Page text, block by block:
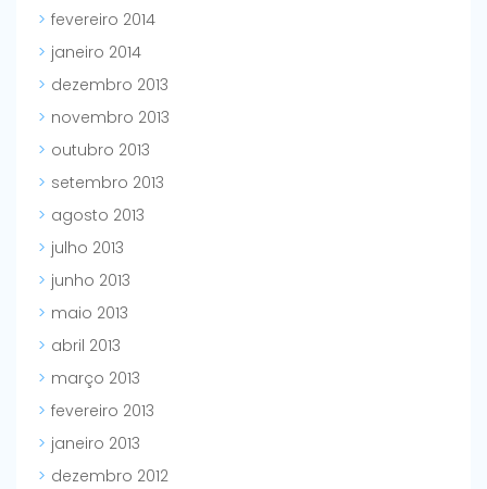
fevereiro 2014
janeiro 2014
dezembro 2013
novembro 2013
outubro 2013
setembro 2013
agosto 2013
julho 2013
junho 2013
maio 2013
abril 2013
março 2013
fevereiro 2013
janeiro 2013
dezembro 2012